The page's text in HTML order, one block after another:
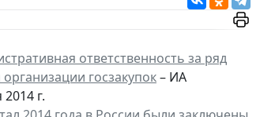
ответственность за ряд
госзакупок– ИА
г.